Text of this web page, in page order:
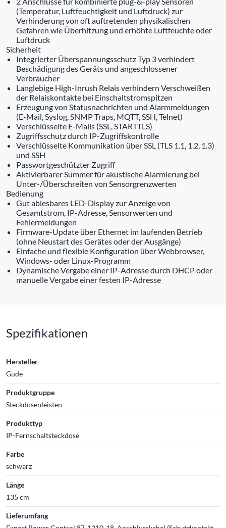
(Temperatur, Luftfeuchtigkeit und Luftdruck) zur
Verhinderung von oft auftretenden physikalischen
Gefahren wie Überhitzung und erhöhte Luftfeuchte oder
Luftdruck
Sicherheit
Integrierter Überspannungsschutz Typ 3 verhindert
Beschädigung des Geräts und angeschlossener
Verbraucher
Langlebige High-Inrush Relais verhindern Verschweißen
der Relaiskontakte bei Einschaltstromspitzen
Erzeugung von Statusnachrichten und Alarmmeldungen
(E-Mail, Syslog, SNMP Traps, MQTT, SSH, Telnet)
Verschlüsselte E-Mails (SSL, STARTTLS)
Zugriffsschutz durch IP-Zugriffskontrolle
Verschlüsselte Kommunikation über SSL (TLS 1.1, 1.2, 1.3)
und SSH
Passwortgeschützter Zugriff
Aktivierbarer Summer für akustische Alarmierung bei
Unter-/Überschreiten von Sensorgrenzwerten
Bedienung
Gut ablesbares LED-Display zur Anzeige von
Gesamtstrom, IP-Adresse, Sensorwerten und
Fehlermeldungen
Firmware-Update über Ethernet im laufenden Betrieb
(ohne Neustart des Gerätes oder der Ausgänge)
Einfache und flexible Konfiguration über Webbrowser,
Windows- oder Linux-Programm
Dynamische Vergabe einer IP-Adresse durch DHCP oder
manuelle Vergabe einer festen IP-Adresse
Spezifikationen
Hersteller
Gude
Produktgruppe
Steckdosenleisten
Produkttyp
IP-Fernschaltsteckdose
Farbe
schwarz
Länge
135 cm
Lieferumfang